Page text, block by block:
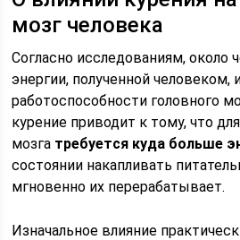
мозг человека
Согласно исследованиям, около
энергии, полученной
работоспособности головного
курение приводит к тому, что
мозга требуется куда больше
состоянии накапливать
мгновенно их перерабатывает.
Изначальное влияние